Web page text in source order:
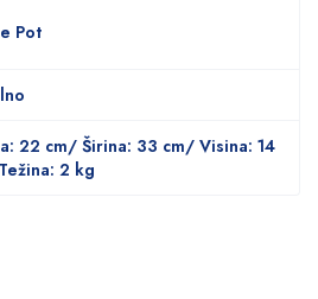
Pot
22 cm/ Širina: 33 cm/ Visina: 14
2 kg